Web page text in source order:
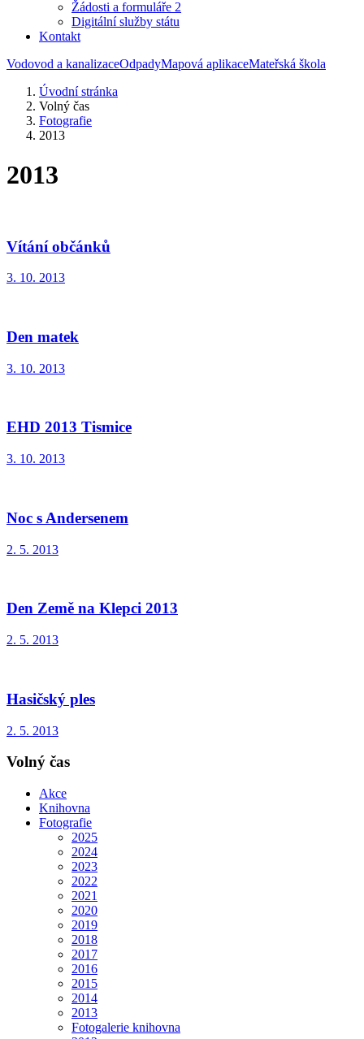
Žádosti a formuláře 2
Digitální služby státu
Kontakt
Vodovod a kanalizaceOdpadyMapová aplikaceMateřská škola
Úvodní stránka
Volný čas
Fotografie
2013
2013
Vítání občánků
3. 10. 2013
Den matek
3. 10. 2013
EHD 2013 Tismice
3. 10. 2013
Noc s Andersenem
2. 5. 2013
Den Země na Klepci 2013
2. 5. 2013
Hasičský ples
2. 5. 2013
Volný čas
Akce
Knihovna
Fotografie
2025
2024
2023
2022
2021
2020
2019
2018
2017
2016
2015
2014
2013
Fotogalerie knihovna